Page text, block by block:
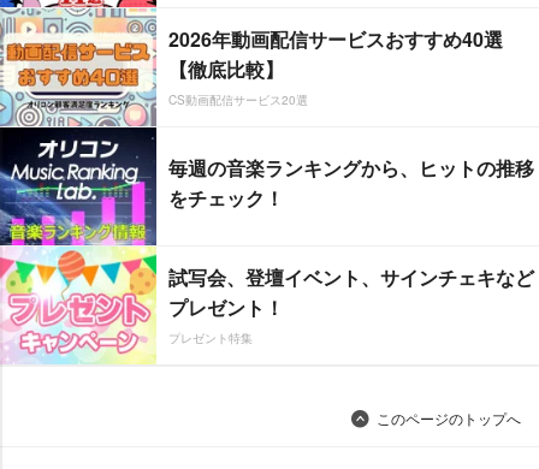
2026年動画配信サービスおすすめ40選
【徹底比較】
CS動画配信サービス20選
毎週の音楽ランキングから、ヒットの推移
をチェック！
試写会、登壇イベント、サインチェキなど
プレゼント！
プレゼント特集
このページのトップへ